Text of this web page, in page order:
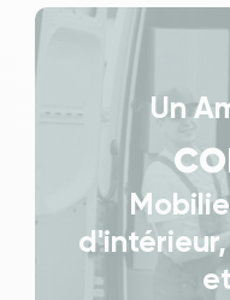
Un